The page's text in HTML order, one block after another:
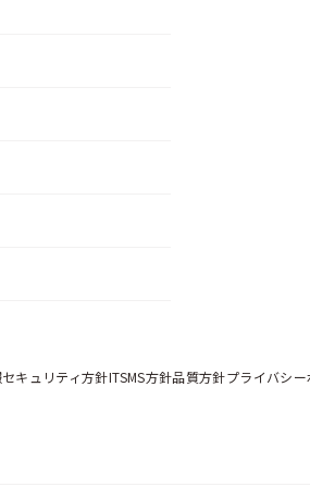
キュリティ方針ITSMS方針品質方針プライバシ